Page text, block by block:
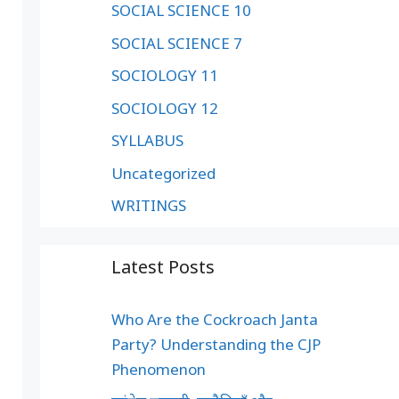
SOCIAL SCIENCE 10
SOCIAL SCIENCE 7
SOCIOLOGY 11
SOCIOLOGY 12
SYLLABUS
Uncategorized
WRITINGS
Latest Posts
Who Are the Cockroach Janta
Party? Understanding the CJP
Phenomenon